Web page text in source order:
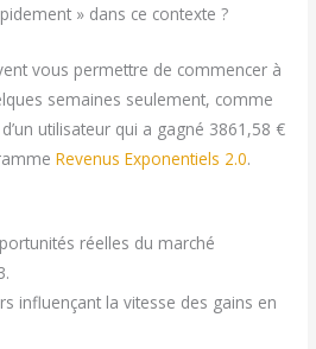
» dans ce contexte ?
vous permettre de commencer à
semaines seulement, comme
utilisateur qui a gagné 3861,58 €
Revenus Exponentiels 2.0.
réelles du marché
influençant la vitesse des gains en